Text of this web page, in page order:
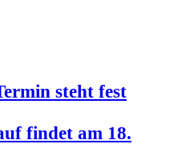
steht fest
fin­det am 18.